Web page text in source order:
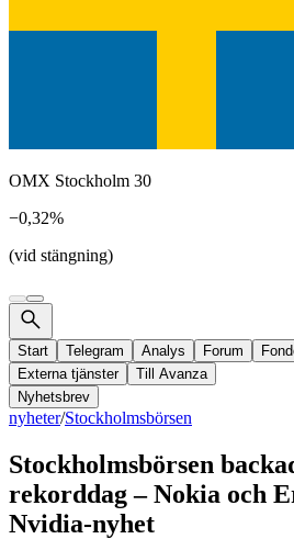
OMX Stockholm 30
−0,32%
(vid stängning)
Start Telegram Analys Forum
Externa tjänster
Till Avanza
Nyhetsbrev
nyheter/Stockholmsbörsen
Stockholmsbörsen
rekorddag – Nokia och
Nvidia-nyhet